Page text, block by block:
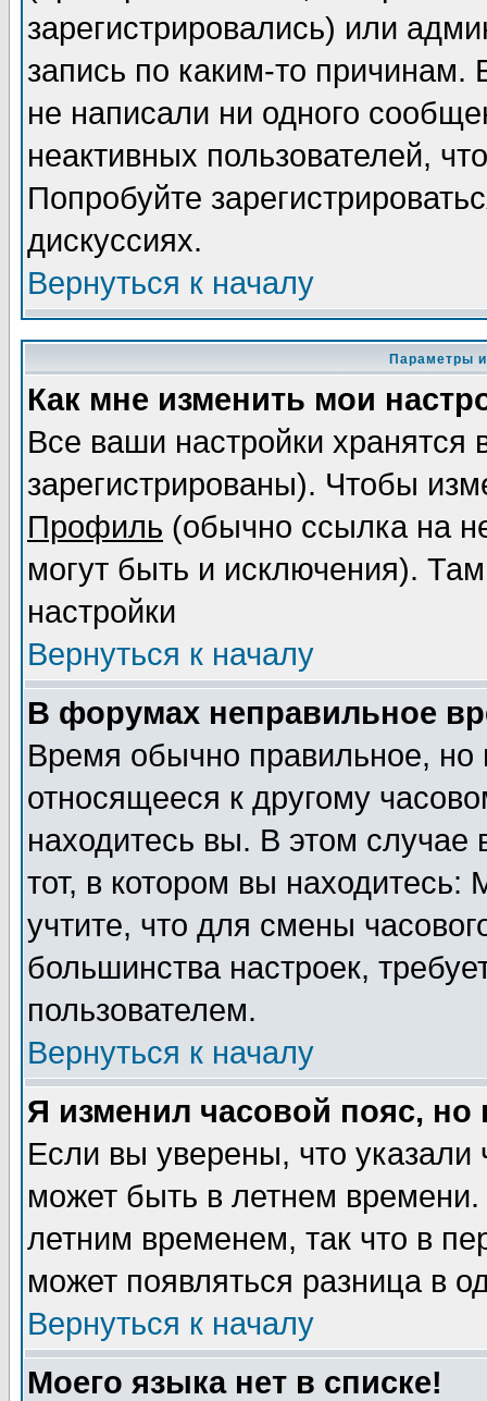
зарегистрировались) или
запись по каким-то
не написали ни одного
неактивных пользователей,
Попробуйте
дискуссиях.
Вернуться к началу
Параметры
Как мне изменить мои
Все ваши настройки
зарегистрированы). Чтобы
Профиль (обычно ссылка на
могут быть и исключения).
настройки
Вернуться к началу
В форумах неправильное
Время обычно правильное,
относящееся к другому
находитесь вы. В этом
тот, в котором вы
учтите, что для смены
большинства настроек,
пользователем.
Вернуться к началу
Я изменил часовой пояс,
Если вы уверены, что указали
может быть в летнем
летним временем, так что в
может появляться разница в
Вернуться к началу
Моего языка нет в списке!